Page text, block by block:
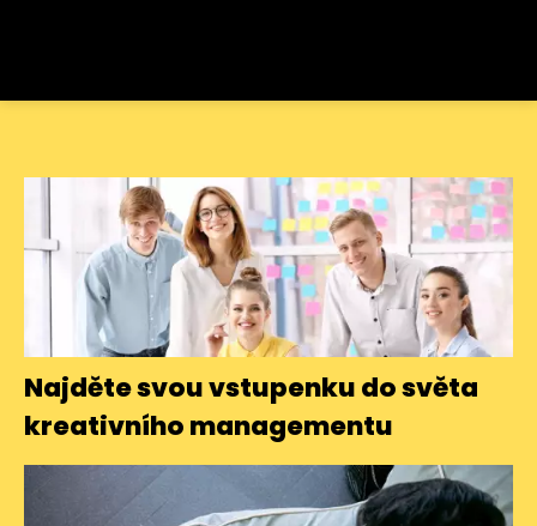
Najděte svou vstupenku do světa
kreativního managementu